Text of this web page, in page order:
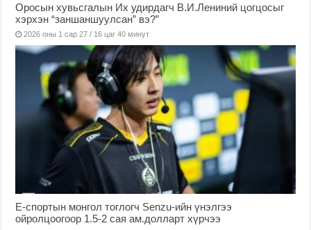
Оросын хувьсгалын Их удирдагч В.И.Лениний цогцосыг
хэрхэн “заншаншуулсан” вэ?”
2026 оны 1 сар 27 / 16 цаг 40 минут
Е-спортын монгол тоглогч Senzu-ийн үнэлгээ
ойролцоогоор 1.5-2 сая ам.долларт хүрчээ